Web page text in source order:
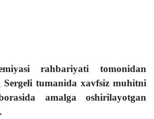
rahbariyati tomonidan
tumanida xavfsiz muhitni
amalga oshirilayotgan